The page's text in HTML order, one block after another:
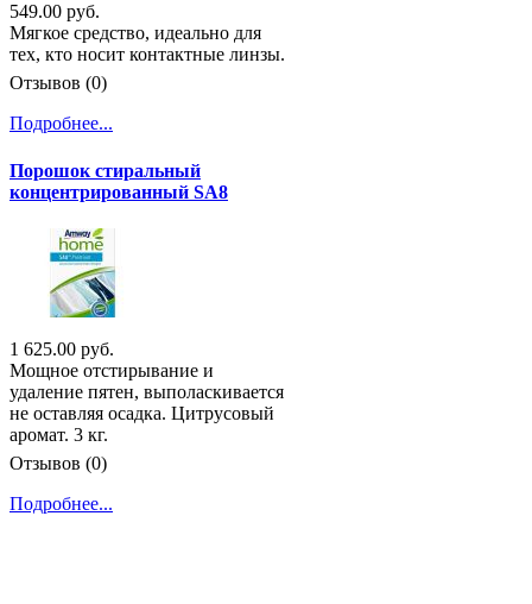
549.00 руб.
Мягкое средство, идеально для
тех, кто носит контактные линзы.
Отзывов (0)
Подробнее...
Порошок стиральный
концентрированный SA8
1 625.00 руб.
Мощное отстирывание и
удаление пятен, выполаскивается
не оставляя осадка. Цитрусовый
аромат. 3 кг.
Отзывов (0)
Подробнее...